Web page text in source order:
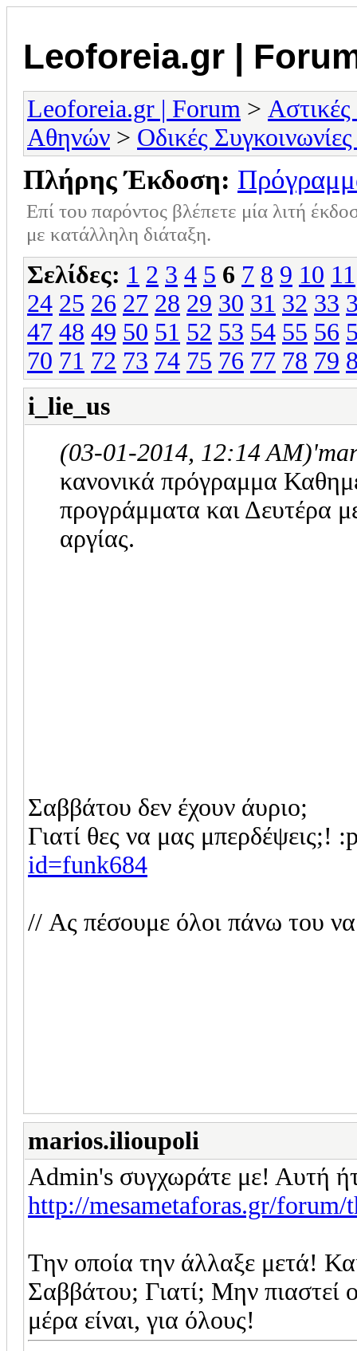
Leoforeia.gr |
Leoforeia.gr | Forum >
Αθηνών > Οδικές
Πλήρης Έκδοση:
Επί του παρόντος βλέπετε μία λιτή
με κατάλληλη διάταξη.
Σελίδες: 1 2 3 4 5 6 7 8 9 10 11
24 25 26 27 28 29 30 31 32 33
47 48 49 50 51 52 53 54 55 56
70 71 72 73 74 75 76 77 78 79
i_lie_us
(03-01-2014, 12:14 AM)
κανονικά πρόγραμμα
προγράμματα και Δευτέρα
αργίας.
Σαββάτου δεν έχουν άυριο;
Γιατί θες να μας μπερδέψεις;!
id=funk684
// Ας πέσουμε όλοι πάνω του
marios.ilioupoli
Admin's συγχωράτε με! Αυτή
http://mesametaforas.gr/
Την οποία την άλλαξε μετά!
Σαββάτου; Γιατί; Μην
μέρα είναι, για όλους!